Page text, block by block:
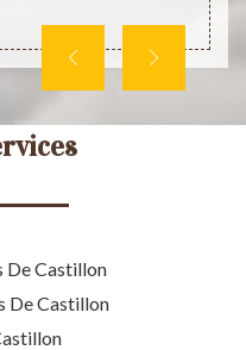
De Castillon
De Castillon